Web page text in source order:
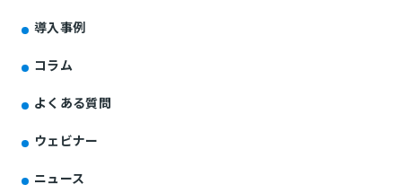
導入事例
コラム
よくある質問
ウェビナー
ニュース